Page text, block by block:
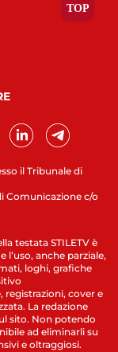
il Tribunale di
Comunicazione c/o
testata STILETV è
l’uso, anche parziale,
loghi, grafiche
cover e
La redazione
sito. Non potendo
ad eliminarli su
e oltraggiosi.